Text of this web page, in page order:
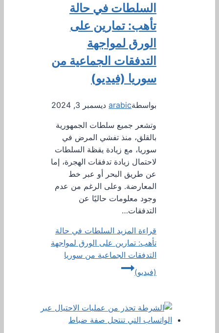
السلطات في حالة
تأهب: تمارين على
الورق لمواجهة
التدفقات الجماعية من
سوريا (فيديو)
بواسطةarabic ديسمبر 3, 2024
وتشعر جميع سلطات الجمهورية
بالقلق، منذ تفشي المرض في
سوريا، مع زيادة يقظة السلطات
لاحتمال زيادة تدفقات الهجرة، إما
عن طريق البحر أو عبر خط
المعارضة. وعلى الرغم من عدم
وجود معلومات حاليًا عن
التدفقات…
قراءة المزيد السلطات في حالة
تأهب: تمارين على الورق لمواجهة
التدفقات الجماعية من سوريا
(فيديو)